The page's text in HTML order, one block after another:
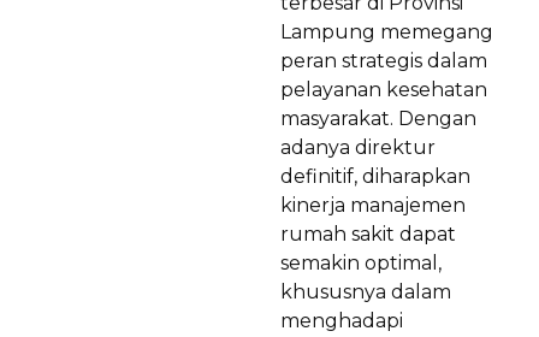
Lampung memegang
peran strategis dalam
pelayanan kesehatan
masyarakat. Dengan
adanya direktur
definitif, diharapkan
kinerja manajemen
rumah sakit dapat
semakin optimal,
khususnya dalam
menghadapi